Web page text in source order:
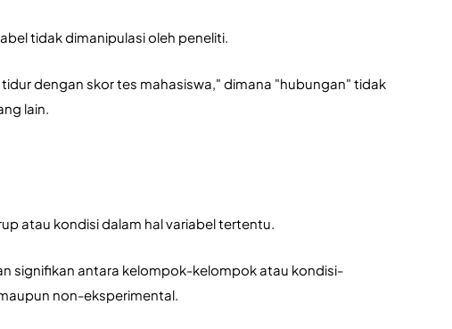
tidak dimanipulasi oleh peneliti.
dengan skor tes mahasiswa," dimana "hubungan" tidak
lain.
atau kondisi dalam hal variabel tertentu.
signifikan antara kelompok-kelompok atau kondisi-
non-eksperimental.